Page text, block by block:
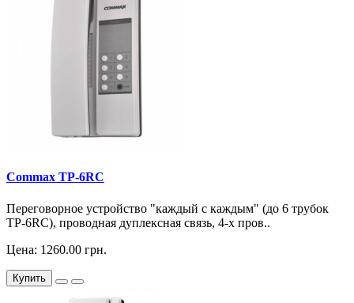
Commax TP-6RC
Переговорное устройство "каждый с каждым" (до 6 трубок
TP-6RC), проводная дуплексная связь, 4-х пров..
Цена: 1260.00 грн.
Купить